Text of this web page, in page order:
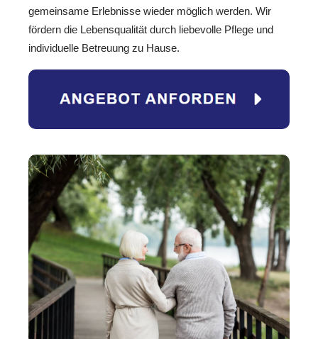
gemeinsame Erlebnisse wieder möglich werden. Wir
fördern die Lebensqualität durch liebevolle Pflege und
individuelle Betreuung zu Hause.